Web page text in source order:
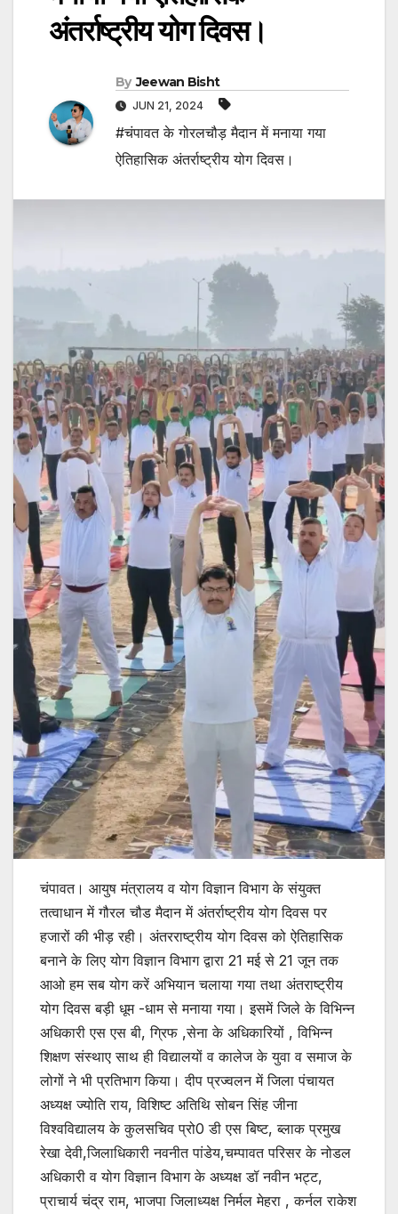
अंतर्राष्ट्रीय योग दिवस।
By Jeewan Bisht
JUN 21, 2024
#चंपावत के गोरलचौड़ मैदान में मनाया गया
ऐतिहासिक अंतर्राष्ट्रीय योग दिवस।
चंपावत। आयुष मंत्रालय व योग विज्ञान विभाग के संयुक्त
तत्वाधान में गौरल चौड मैदान में अंतर्राष्ट्रीय योग दिवस पर
हजारों की भीड़ रही। अंतरराष्ट्रीय योग दिवस को ऐतिहासिक
बनाने के लिए योग विज्ञान विभाग द्वारा 21 मई से 21 जून तक
आओ हम सब योग करें अभियान चलाया गया तथा अंतराष्ट्रीय
योग दिवस बड़ी धूम -धाम से मनाया गया। इसमें जिले के विभिन्न
अधिकारी एस एस बी, ग्रिफ ,सेना के अधिकारियों , विभिन्न
शिक्षण संस्थाए साथ ही विद्यालयों व कालेज के युवा व समाज के
लोगों ने भी प्रतिभाग किया। दीप प्रज्वलन में जिला पंचायत
अध्यक्ष ज्योति राय, विशिष्ट अतिथि सोबन सिंह जीना
विश्वविद्यालय के कुलसचिव प्रो0 डी एस बिष्ट, ब्लाक प्रमुख
रेखा देवी,जिलाधिकारी नवनीत पांडेय,चम्पावत परिसर के नोडल
अधिकारी व योग विज्ञान विभाग के अध्यक्ष डॉ नवीन भट्ट,
प्राचार्य चंद्र राम, भाजपा जिलाध्यक्ष निर्मल मेहरा , कर्नल राकेश